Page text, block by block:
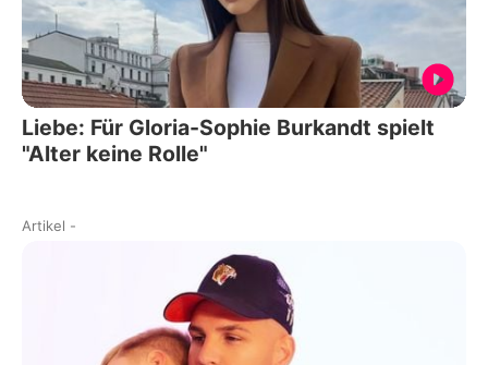
Liebe: Für Gloria-Sophie Burkandt spielt
"Alter keine Rolle"
Artikel -